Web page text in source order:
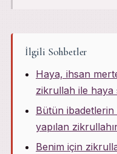
İlgili Sohbetler
Haya, ihsan
zikrullah ile haya
Bütün
yapılan
Benim için